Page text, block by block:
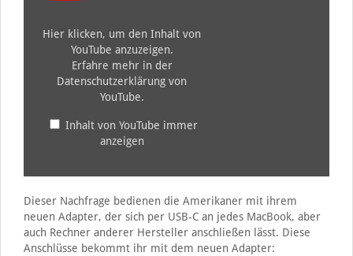
Hier klicken, um den Inhalt von
YouTube anzuzeigen.
Erfahre mehr in der
Datenschutzerklärung von
YouTube.
Inhalt von YouTube immer
anzeigen
Dieser Nachfrage bedienen die Amerikaner mit ihrem
neuen Adapter, der sich per USB-C an jedes MacBook, aber
auch Rechner anderer Hersteller anschließen lässt. Diese
Anschlüsse bekommt ihr mit dem neuen Adapter: